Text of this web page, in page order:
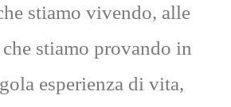
stiamo vivendo, alle
stiamo provando in
esperienza di vita,